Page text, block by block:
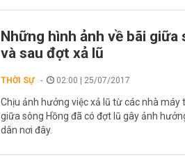
Những hình ảnh về bãi
và sau đợt xả lũ
THỜI SỰ 02:00 | 25/07/2017
Chịu ảnh hưởng việc xả lũ từ các nhà máy
giữa sông Hồng đã có đợt lũ gây ảnh
dân nơi đây.